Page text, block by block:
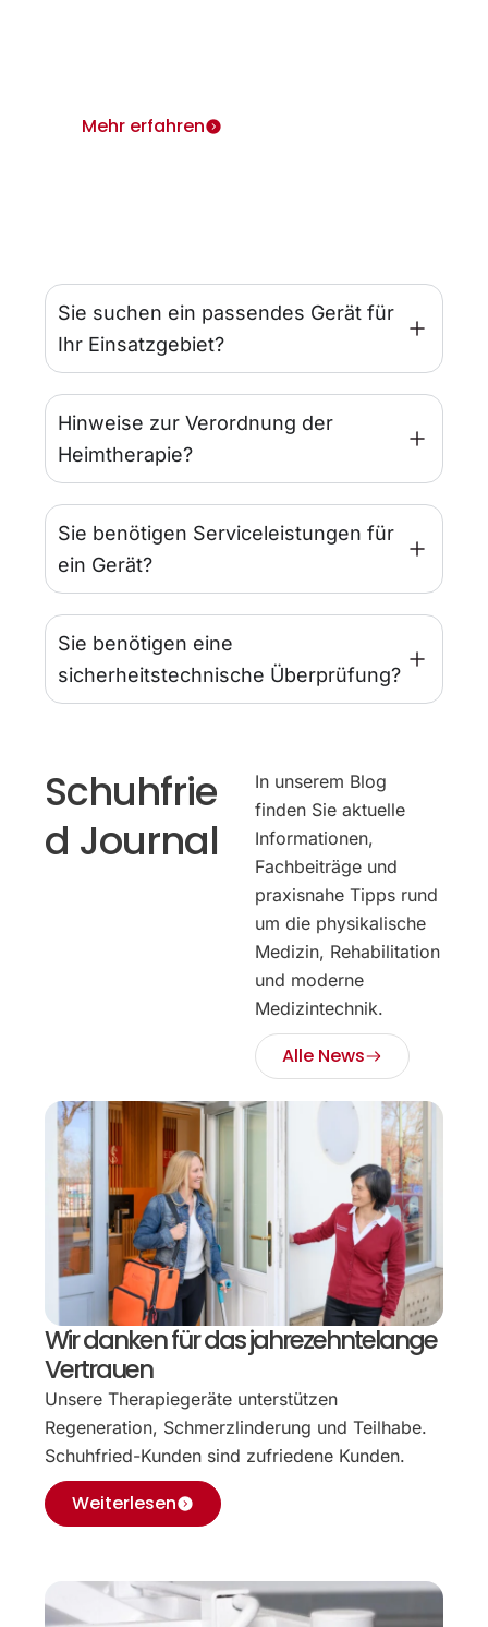
Sie suchen ein passendes Gerät für
Ihr Einsatzgebiet?
Hinweise zur Verordnung der
Heimtherapie?
Sie benötigen Serviceleistungen für
ein Gerät?
Sie benötigen eine
sicherheitstechnische Überprüfung?
Mehr erfahren
Schuhfrie
d Journal
In unserem Blog
finden Sie aktuelle
Informationen,
Fachbeiträge und
praxisnahe Tipps rund
um die physikalische
Medizin, Rehabilitation
und moderne
Medizintechnik.
Alle News
Wir danken für das jahrezehntelange
Vertrauen
Unsere Therapiegeräte unterstützen
Regeneration, Schmerzlinderung und Teilhabe.
Schuhfried-Kunden sind zufriedene Kunden.
Weiterlesen